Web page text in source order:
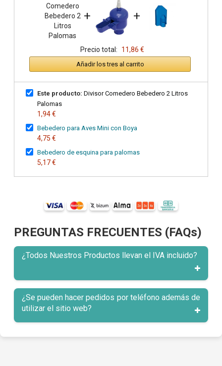
+ +
Precio total: 11,86 €
Añadir los tres al carrito
Este producto: Divisor Comedero Bebedero 2 Litros
Palomas
1,94 €
Bebedero para Aves Mini con Boya
4,75 €
Bebedero de esquina para palomas
5,17 €
PREGUNTAS FRECUENTES (FAQs)
¿Todos Nuestros Productos llevan el IVA incluido?
¿Se pueden hacer pedidos por teléfono además de
utilizar el sitio web?